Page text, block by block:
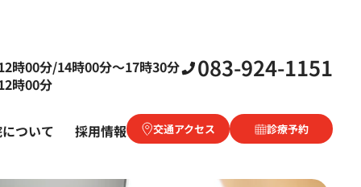
時00分/14時00分〜17時30分
00分
083-924-1151
ついて 採用情報 交通アクセス 診療予約